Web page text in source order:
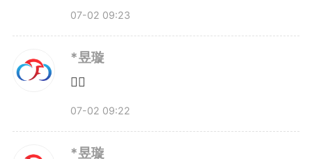
07-02 09:23
*昱璇
👍🏻
07-02 09:22
*昱璇